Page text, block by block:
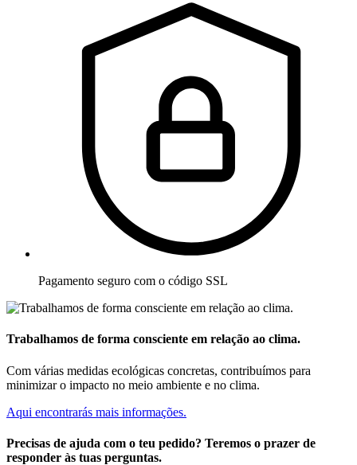
Pagamento seguro com o código SSL
Trabalhamos de forma consciente em relação ao clima.
Com várias medidas ecológicas concretas, contribuímos para
minimizar o impacto no meio ambiente e no clima.
Aqui encontrarás mais informações.
Precisas de ajuda com o teu pedido? Teremos o prazer de
responder às tuas perguntas.